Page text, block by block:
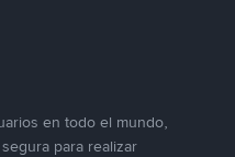
en todo el mundo,
para realizar